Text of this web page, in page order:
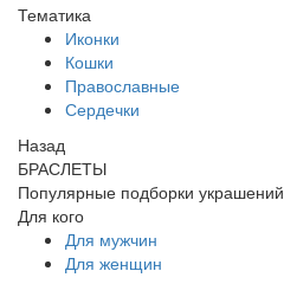
Тематика
Иконки
Кошки
Православные
Сердечки
Назад
БРАСЛЕТЫ
Популярные подборки украшений
Для кого
Для мужчин
Для женщин